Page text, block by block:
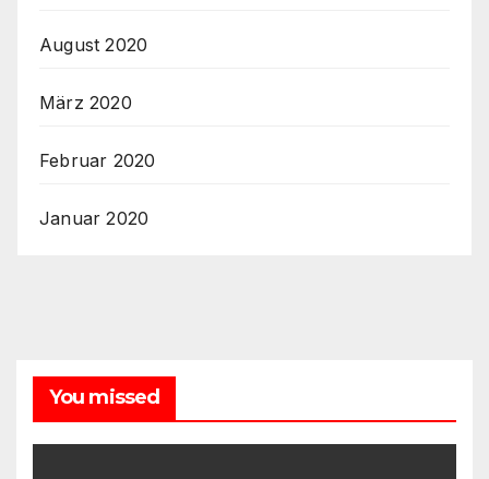
August 2020
März 2020
Februar 2020
Januar 2020
You missed